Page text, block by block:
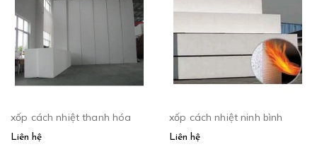
xốp cách nhiệt thanh hóa
Liên hệ
xốp cách nhiệt ninh bình
Liên hệ